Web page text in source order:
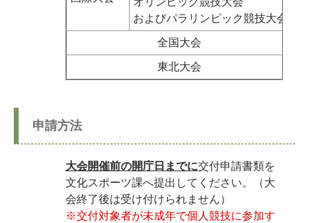
およびパラリンピック競技大会
全国大会
東北大会
申請方法
大会開催前の開庁日までに交付申請書類を
文化スポーツ課へ提出してください。（大
会終了後は受け付けられません）
※交付対象者が未成年で個人競技に参加す